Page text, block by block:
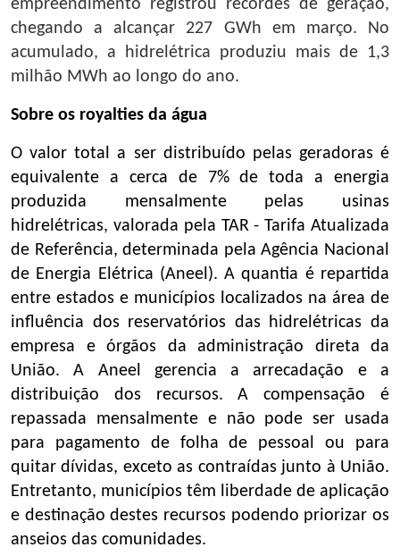
empreendimento registrou recordes de geração,
chegando a alcançar 227 GWh em março. No
acumulado, a hidrelétrica produziu mais de 1,3
milhão MWh ao longo do ano.
Sobre os royalties da água
O valor total a ser distribuído pelas geradoras é
equivalente a cerca de 7% de toda a energia
produzida mensalmente pelas usinas
hidrelétricas, valorada pela TAR - Tarifa Atualizada
de Referência, determinada pela Agência Nacional
de Energia Elétrica (Aneel). A quantia é repartida
entre estados e municípios localizados na área de
influência dos reservatórios das hidrelétricas da
empresa e órgãos da administração direta da
União. A Aneel gerencia a arrecadação e a
distribuição dos recursos. A compensação é
repassada mensalmente e não pode ser usada
para pagamento de folha de pessoal ou para
quitar dívidas, exceto as contraídas junto à União.
Entretanto, municípios têm liberdade de aplicação
e destinação destes recursos podendo priorizar os
anseios das comunidades.